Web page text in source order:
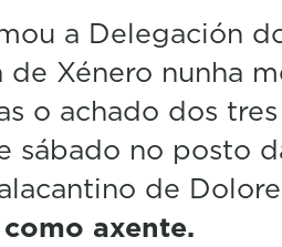
d
V
l
m
e
5
a Delegación
Xénero nunha
o achado dos
sábado no posto
de
axente.